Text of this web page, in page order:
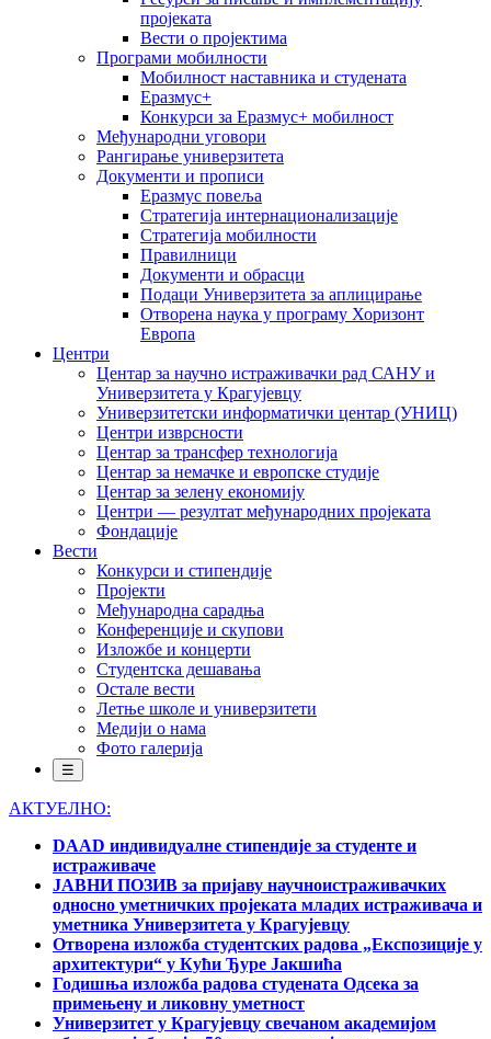
пројеката
Вести о пројектима
Програми мобилности
Мобилност наставника и студената
Еразмус+
Конкурси за Еразмус+ мобилност
Међународни уговори
Рангирање универзитета
Документи и прописи
Еразмус повеља
Стратегија интернационализације
Стратегија мобилности
Правилници
Документи и обрасци
Подаци Универзитета за аплицирање
Отворена наука у програму Хоризонт
Европа
Центри
Центар за научно истраживачки рад САНУ и
Универзитета у Крагујевцу
Универзитетски информатички центар (УНИЦ)
Центри изврсности
Центар за трансфер технологија
Центар за немачке и европске студије
Центар за зелену економију
Центри — резултат међународних пројеката
Фондације
Вести
Конкурси и стипендије
Пројекти
Међународна сарадња
Конференције и скупови
Изложбе и концерти
Студентска дешавања
Остале вести
Летње школе и универзитети
Медији о нама
Фото галерија
☰
АКТУЕЛНО:
DAAD индивидуалне стипендије за студенте и
истраживаче
ЈАВНИ ПОЗИВ за пријаву научноистраживачких
односно уметничких пројеката младих истраживача и
уметника Универзитета у Крагујевцу
Отворена изложба студентских радова „Експозиције у
архитектури“ у Кући Ђуре Јакшића
Годишња изложба радова студената Одсека за
примењену и ликовну уметност
Универзитет у Крагујевцу свечаном академијом